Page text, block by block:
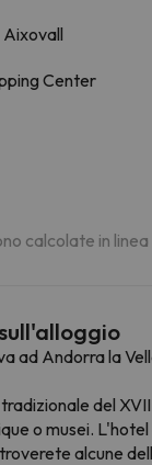
Aixovall
Center
calcolate in
ad Andorra la
del
o musei.
alcune